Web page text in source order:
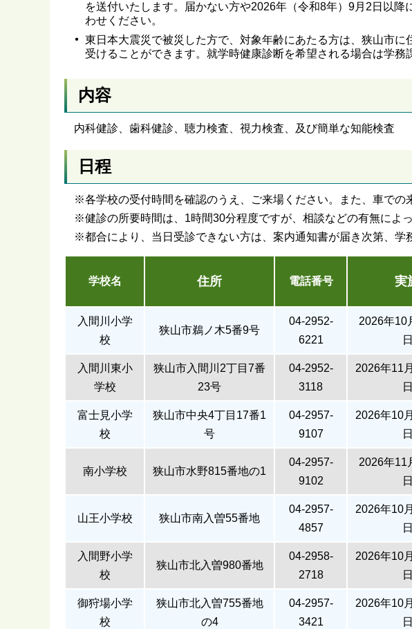
を送付いたします。届かない方や2026年（令和8年）9月2日以
わせください。
東日本大震災で被災した方で、対象年齢にあたる方は、狭山市
受けることができます。就学時健康診断を希望される場合は学務
内容
内科健診、歯科健診、聴力検査、視力検査、及び簡単な知能検査
日程
※各学校の受付時間を確認のうえ、ご来場ください。また、車での
※健診の所要時間は、1時間30分程度ですが、相談などの有無によ
※都合により、当日受診できない方は、案内通知書が届き次第、学
学校名 住所 電話番号 実
入間川小学
校
狭山市鵜ノ木5番9号
04-2952-
6221
2026年10
入間川東小
学校
狭山市入間川2丁目7番
23号
04-2952-
3118
2026年11
富士見小学
校
狭山市中央4丁目17番1
号
04-2957-
9107
2026年10
南小学校 狭山市水野815番地の1
04-2957-
9102
2026年11
山王小学校 狭山市南入曽55番地
04-2957-
4857
2026年10
入間野小学
校
狭山市北入曽980番地
04-2958-
2718
2026年10
御狩場小学
校
狭山市北入曽755番地
の4
04-2957-
3421
2026年10